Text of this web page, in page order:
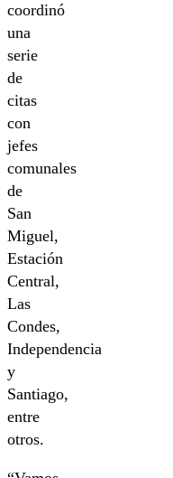
coordinó
una
serie
de
citas
con
jefes
comunales
de
San
Miguel,
Estación
Central,
Las
Condes,
Independencia
y
Santiago,
entre
otros.